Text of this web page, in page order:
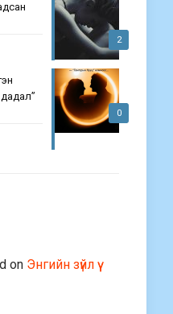
2
0
on Энгийн зүйл үү